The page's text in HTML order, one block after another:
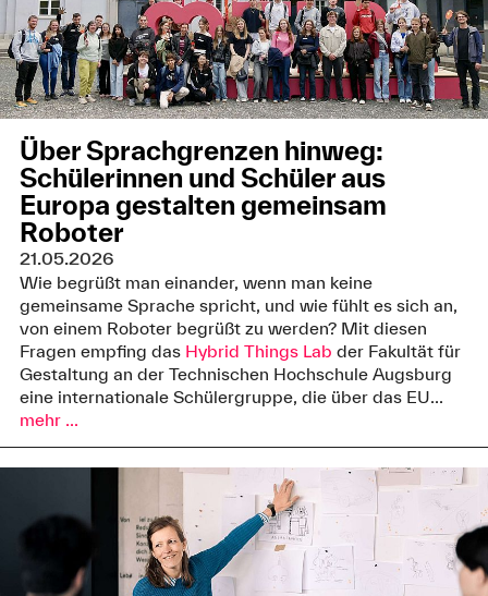
Über Sprachgrenzen hinweg:
Schülerinnen und Schüler aus
Europa gestalten gemeinsam
Roboter
21.05.2026
Wie begrüßt man einander, wenn man keine
gemeinsame Sprache spricht, und wie fühlt es sich an,
von einem Roboter begrüßt zu werden? Mit diesen
Fragen empfing das Hybrid Things Lab der Fakultät für
Gestaltung an der Technischen Hochschule Augsburg
eine internationale Schülergruppe, die über das EU...
mehr ...